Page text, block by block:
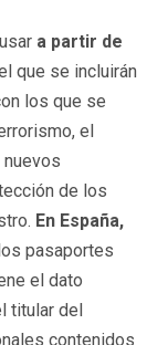
a partir de
que se incluirán
los que se
el
de los
En España,
pasaportes
el dato
titular del
contenidos